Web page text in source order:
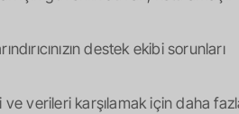
destek ekibi sorunları
ve verileri karşılamak için daha